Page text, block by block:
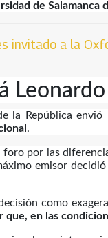
de Salamanca
invitado a la
la República
.
por las
emisor decidió
como
que, en las